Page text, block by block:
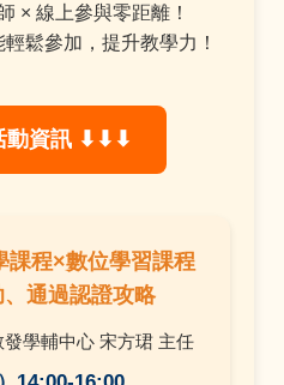
× 線上參與零距離！
鬆參加，提升教學力！
動資訊 ⬇⬇⬇
課程×數位學習課程
通過認證攻略
學輔中心 宋方珺 主任